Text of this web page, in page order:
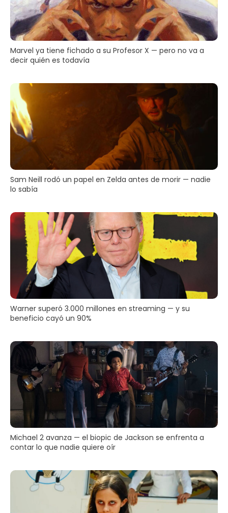
Marvel ya tiene fichado a su Profesor X — pero no va a
decir quién es todavía
Sam Neill rodó un papel en Zelda antes de morir — nadie
lo sabía
Warner superó 3.000 millones en streaming — y su
beneficio cayó un 90%
Michael 2 avanza — el biopic de Jackson se enfrenta a
contar lo que nadie quiere oír